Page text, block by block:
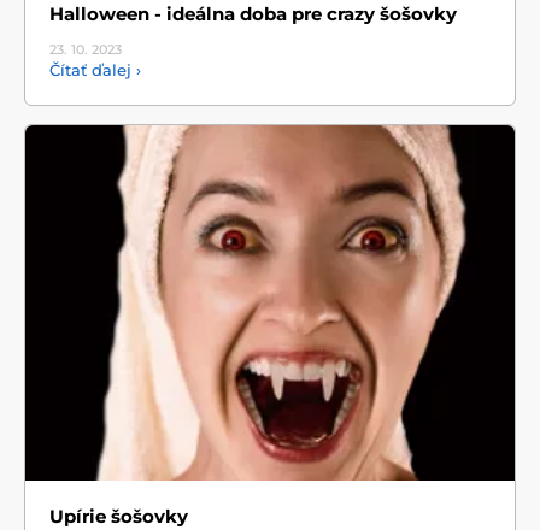
Halloween - ideálna doba pre crazy šošovky
23. 10. 2023
Čítať ďalej ›
Upírie šošovky